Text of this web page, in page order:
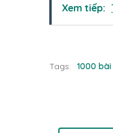
Xem tiếp:
Tags: 1000